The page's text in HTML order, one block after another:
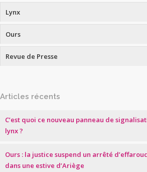
Lynx
Ours
Revue de Presse
Articles récents
C’est quoi ce nouveau panneau de
lynx ?
Ours : la justice suspend un arrêté
dans une estive d’Ariège